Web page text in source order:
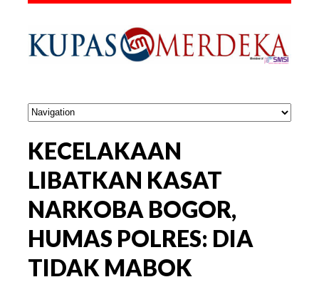
KECELAKAAN
LIBATKAN KASAT
NARKOBA BOGOR,
HUMAS POLRES: DIA
TIDAK MABOK